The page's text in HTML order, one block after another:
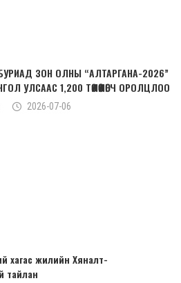
ЗОН ОЛНЫ “АЛТАРГАНА-2026”
УЛСААС 1,200 ТӨЛӨӨЛӨГЧ ОРОЛЦЛОО
2026-07-06
хагас жилийн Хяналт-
тайлан